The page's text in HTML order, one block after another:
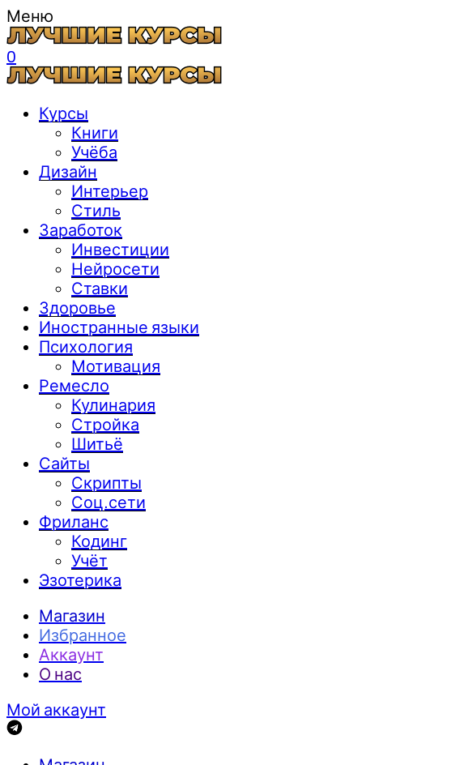
Меню
0
Курсы
Книги
Учёба
Дизайн
Интерьер
Стиль
Заработок
Инвестиции
Нейросети
Ставки
Здоровье
Иностранные языки
Психология
Мотивация
Ремесло
Кулинария
Стройка
Шитьё
Сайты
Скрипты
Соц.сети
Фриланс
Кодинг
Учёт
Эзотерика
Магазин
Избранное
Аккаунт
О нас
Мой аккаунт